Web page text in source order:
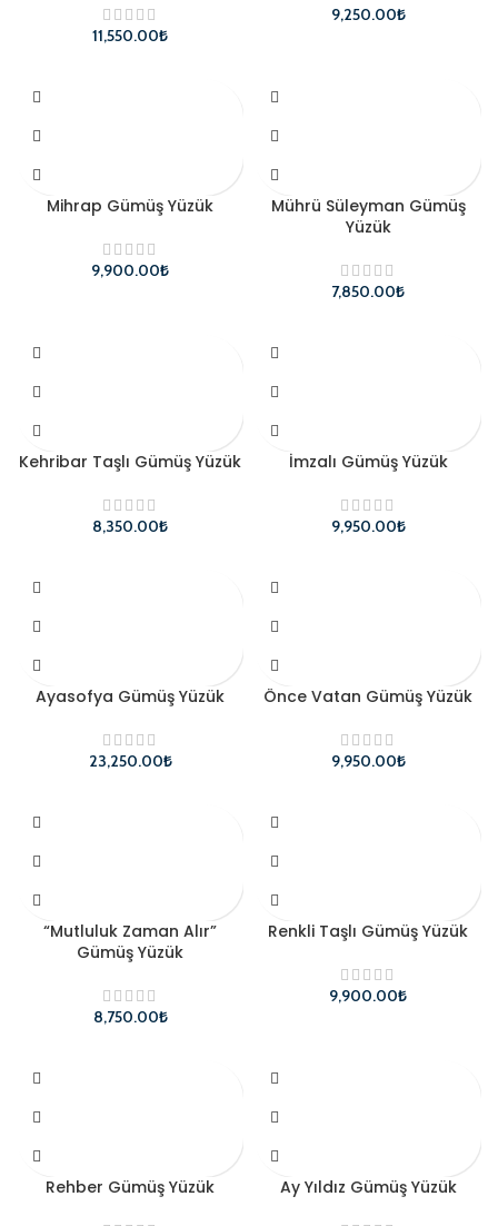
₺
₺
Mihrap Gümüş Yüzük
₺
Mührü Süleyman Gümüş
Yüzük
₺
Kehribar Taşlı Gümüş Yüzük
₺
İmzalı Gümüş Yüzük
₺
Ayasofya Gümüş Yüzük
₺
Önce Vatan Gümüş Yüzük
₺
“Mutluluk Zaman Alır”
Gümüş Yüzük
₺
Renkli Taşlı Gümüş Yüzük
₺
Rehber Gümüş Yüzük Ay Yıldız Gümüş Yüzük